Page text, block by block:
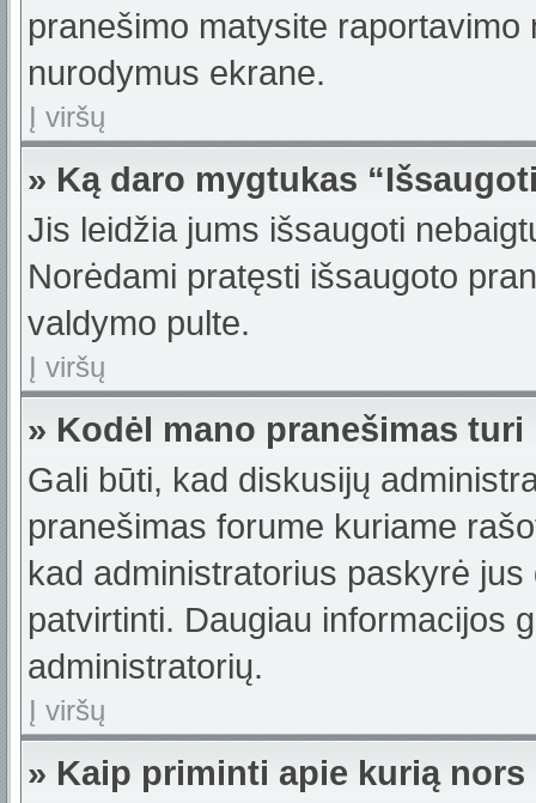
pranešimo matysite
nurodymus ekrane.
Į viršų
» Ką daro mygtukas
Jis leidžia jums išsaugoti
Norėdami pratęsti išsaugoto
valdymo pulte.
Į viršų
» Kodėl mano pranešimas
Gali būti, kad diskusijų
pranešimas forume kuriame
kad administratorius paskyrė
patvirtinti. Daugiau informacijos
administratorių.
Į viršų
» Kaip priminti apie kurią nors